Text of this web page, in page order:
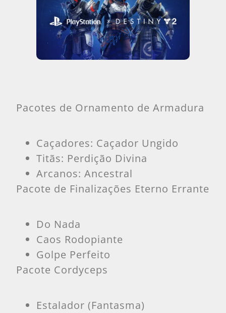
Pacotes de Ornamento de Armadura
Caçadores: Caçador Ungido
Titãs: Perdição Divina
Arcanos: Ancestral
Pacote de Finalizações Eterno Errante
Do Nada
Caos Rodopiante
Golpe Perfeito
Pacote Cordyceps
Estalador (Fantasma)